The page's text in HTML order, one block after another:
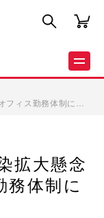
フィス勤務体制に…
拡大懸念
務体制に